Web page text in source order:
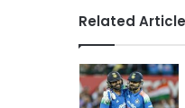
Related